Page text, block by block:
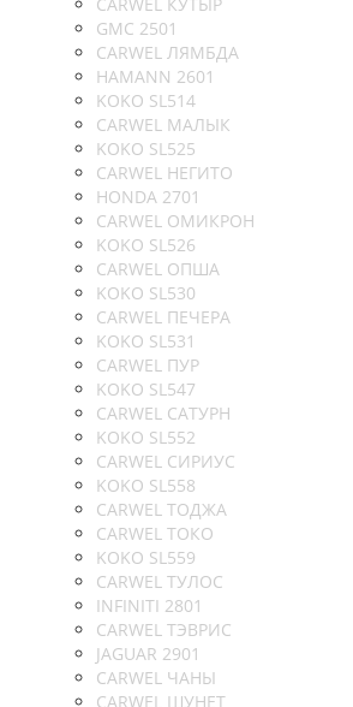
GMC 2501
CARWEL ЛЯМБДА
HAMANN 2601
KOKO SL514
CARWEL МАЛЫК
KOKO SL525
CARWEL НЕГИТО
HONDA 2701
CARWEL ОМИКРОН
KOKO SL526
CARWEL ОПША
KOKO SL530
CARWEL ПЕЧЕРА
KOKO SL531
CARWEL ПУР
KOKO SL547
CARWEL САТУРН
KOKO SL552
CARWEL СИРИУС
KOKO SL558
CARWEL ТОДЖА
CARWEL ТОКО
KOKO SL559
CARWEL ТУЛОС
INFINITI 2801
CARWEL ТЭВРИС
JAGUAR 2901
CARWEL ЧАНЫ
CARWEL ШУНЕТ